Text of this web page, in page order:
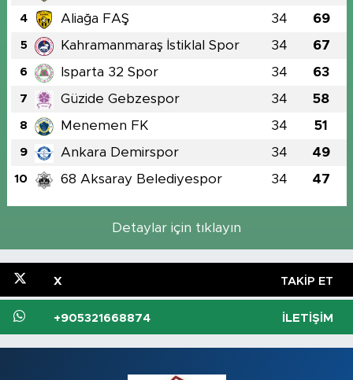
4 Aliağa FAŞ 34 69
5 Kahramanmaraş İstiklal Spor 34 67
6 Isparta 32 Spor 34 63
7 Güzide Gebzespor 34 58
8 Menemen FK 34 51
9 Ankara Demirspor 34 49
10 68 Aksaray Belediyespor 34 47
Detaylar için tıklayın
X TAKIP ET
+905321668874 İLETIŞIM